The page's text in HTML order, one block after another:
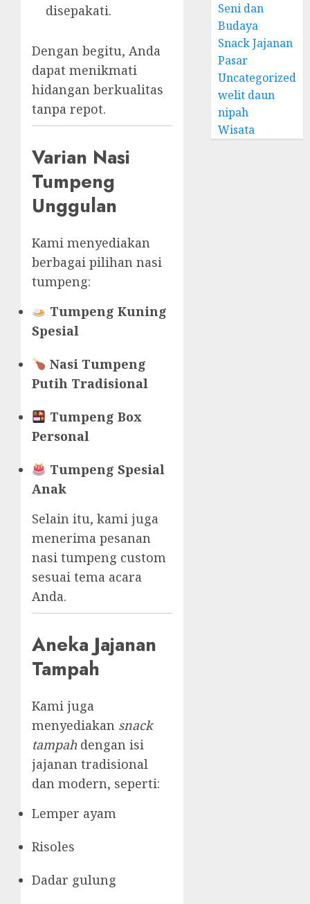
disepakati.
Dengan begitu, Anda
dapat menikmati
hidangan berkualitas
tanpa repot.
Varian Nasi
Tumpeng
Unggulan
Kami menyediakan
berbagai pilihan nasi
tumpeng:
Tumpeng Kuning
Spesial
Nasi Tumpeng
Putih Tradisional
Tumpeng Box
Personal
Tumpeng Spesial
Anak
Selain itu, kami juga
menerima pesanan
nasi tumpeng custom
sesuai tema acara
Anda.
Aneka Jajanan
Tampah
Kami juga
menyediakan snack
tampahdengan isi
jajanan tradisional
dan modern, seperti:
Lemper ayam
Risoles
Dadar gulung
Seni dan
Budaya
Snack Jajanan
Pasar
Uncategorized
welit daun
nipah
Wisata